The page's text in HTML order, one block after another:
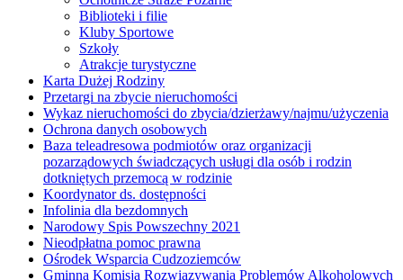
Biblioteki i filie
Kluby Sportowe
Szkoły
Atrakcje turystyczne
Karta Dużej Rodziny
Przetargi na zbycie nieruchomości
Wykaz nieruchomości do zbycia/dzierżawy/najmu/użyczenia
Ochrona danych osobowych
Baza teleadresowa podmiotów oraz organizacji
pozarządowych świadczących usługi dla osób i rodzin
dotkniętych przemocą w rodzinie
Koordynator ds. dostępności
Infolinia dla bezdomnych
Narodowy Spis Powszechny 2021
Nieodpłatna pomoc prawna
Ośrodek Wsparcia Cudzoziemców
Gminna Komisja Rozwiązywania Problemów Alkoholowych